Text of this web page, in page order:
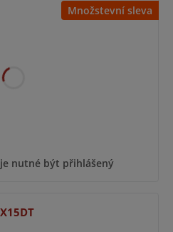
Množstevní sleva
nutné být přihlášený